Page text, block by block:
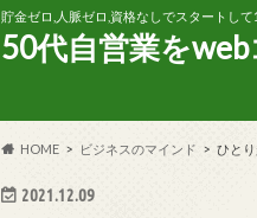
貯金ゼロ,人脈ゼロ,資格なしでスタートし
50代自営業をweb
HOME ビジネスのマインド ひと
2021.12.09